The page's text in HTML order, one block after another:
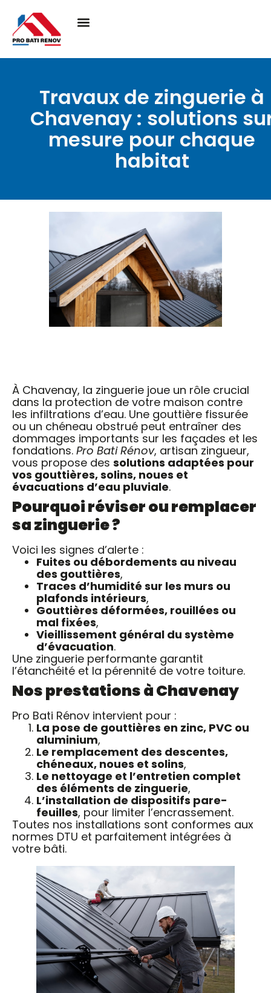
Travaux de zinguerie à
Chavenay : solutions
mesure pour chaque
habitat
À Chavenay, la zinguerie joue un rôle crucial
dans la protection de votre maison contre
les infiltrations d’eau. Une gouttière fissurée
ou un chéneau obstrué peut entraîner des
dommages importants sur les façades et les
fondations. Pro Bati Rénov, artisan zingueur,
vous propose des solutions adaptées pour
vos gouttières, solins, noues et
évacuations d’eau pluviale.
Pourquoi réviser ou remplacer
sa zinguerie ?
Voici les signes d’alerte :
Fuites ou débordements au niveau
des gouttières,
Traces d’humidité sur les murs ou
plafonds intérieurs,
Gouttières déformées, rouillées ou
mal fixées,
Vieillissement général du système
d’évacuation.
Une zinguerie performante garantit
l’étanchéité et la pérennité de votre toiture.
Nos prestations à Chavenay
Pro Bati Rénov intervient pour :
La pose de gouttières en zinc, PVC ou
aluminium,
Le remplacement des descentes,
chéneaux, noues et solins,
Le nettoyage et l’entretien complet
des éléments de zinguerie,
L’installation de dispositifs pare-
feuilles, pour limiter l’encrassement.
Toutes nos installations sont conformes aux
normes DTU et parfaitement intégrées à
votre bâti.